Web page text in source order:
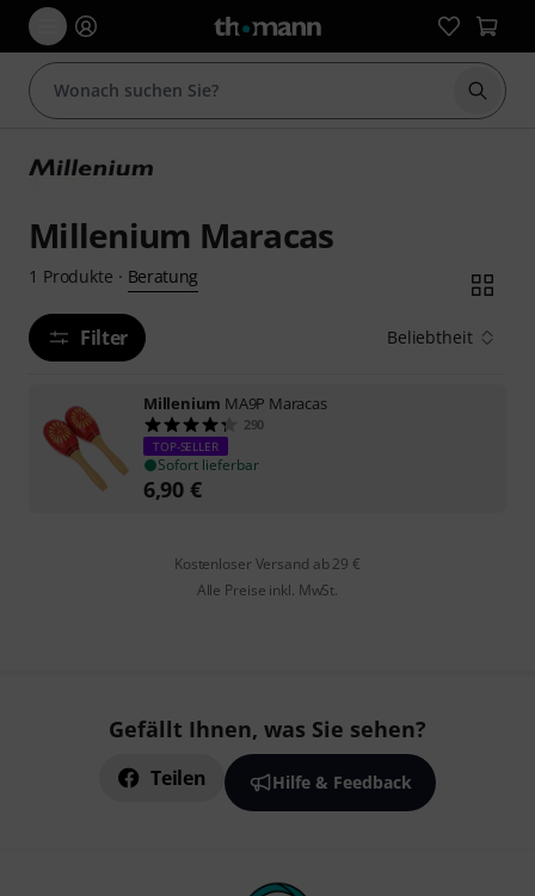
Suche
Millenium Maracas
1 Produkte · Beratung
Filter Beliebtheit
Millenium MA9P Maracas
290
TOP-SELLER
Sofort lieferbar
6,90 €
Kostenloser Versand ab 29 €
Alle Preise inkl. MwSt.
Gefällt Ihnen, was Sie sehen?
Teilen Hilfe & Feedback